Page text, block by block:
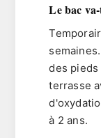
Le bac
des
terrasse
à 2 ans.